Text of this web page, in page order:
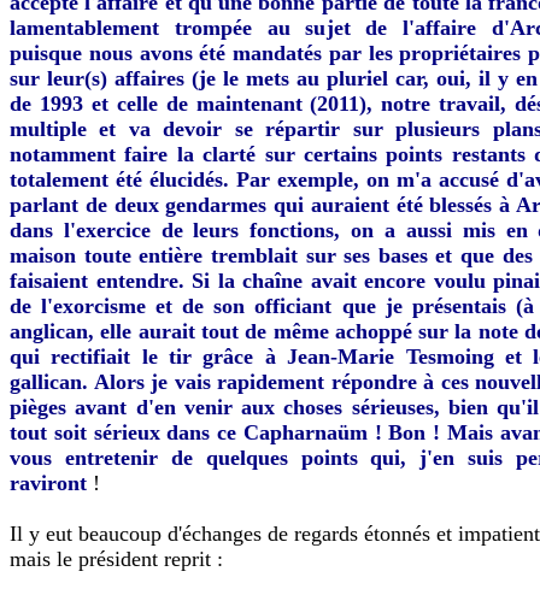
lamentablement trompée au sujet de l'affaire
puisque nous avons été mandatés par les propriétaires
sur leur(s) affaires (je le mets au pluriel car, oui, il y
de 1993 et celle de maintenant (2011), notre travail,
multiple et va devoir se répartir sur plusieurs
notamment faire la clarté sur certains points restants
totalement été élucidés. Par exemple, on m'a accusé
parlant de deux gendarmes qui auraient été blessés à
dans l'exercice de leurs fonctions, on a aussi mis en
maison toute entière tremblait sur ses bases et que des
faisaient entendre. Si la chaîne avait encore voulu
de l'exorcisme et de son officiant que je présentais
anglican, elle aurait tout de même achoppé sur la note
qui rectifiait le tir grâce à Jean-Marie Tesmoing et
gallican. Alors je vais rapidement répondre à ces
pièges avant d'en venir aux choses sérieuses, bien
tout soit sérieux dans ce Capharnaüm ! Bon ! Mais
vous entretenir de quelques points qui, j'en suis
raviront !
Il y eut beaucoup d'échanges de regards étonnés et
mais le président reprit :